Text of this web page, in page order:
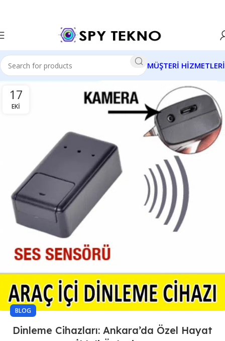
MÜŞTERİ HİZMETLERİ
17
EKI
BLOG
Dinleme Cihazları: Ankara’da Özel Hayat